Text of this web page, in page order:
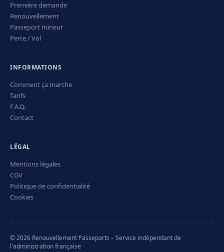
Première demande
Renouvellement
Passeport mineur
Perte / Vol
INFORMATIONS
Comment ça marche
Tarifs
F.A.Q.
Contact
LÉGAL
Mentions légales
CGV
Politique de confidentialité
Cookies
© 2026 Renouvellement Passeports – Service indépendant de
l'administration française